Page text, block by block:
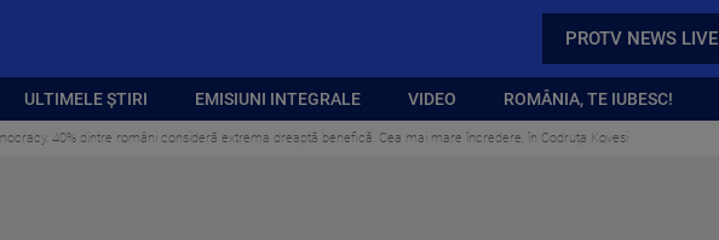
PROTV NEWS LIVE
ULTIMELE ȘTIRI EMISIUNI INTEGRALE VIDEO ROMÂNIA, TE IUBESC!
40% dintre români consideră extrema dreaptă benefică. Cea mai mare încredere, în Codruța Kovesi